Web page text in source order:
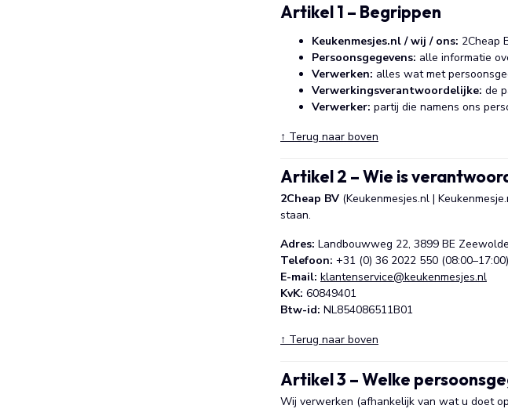
Artikel 1 – Begrippen
Keukenmesjes.nl / wij / ons: 2Cheap
Persoonsgegevens: alle informatie
Verwerken: alles wat met
Verwerkingsverantwoordelijke: de
Verwerker: partij die namens ons
↑ Terug naar boven
Artikel 2 – Wie is
2Cheap BV (Keukenmesjes.nl |
staan.
Adres: Landbouwweg 22, 3899 BE
Telefoon: +31 (0) 36 2022 550 (08:00–17:00)
E-mail: klantenservice@keukenmesjes.nl
KvK: 60849401
Btw-id: NL854086511B01
↑ Terug naar boven
Artikel 3 – Welke
Wij verwerken (afhankelijk van wat u doet